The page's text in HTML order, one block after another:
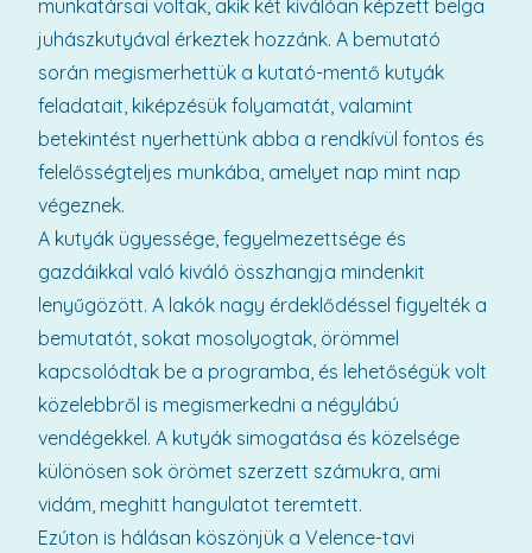
munkatársai voltak, akik két kiválóan képzett belga
juhászkutyával érkeztek hozzánk. A bemutató
során megismerhettük a kutató-mentő kutyák
feladatait, kiképzésük folyamatát, valamint
betekintést nyerhettünk abba a rendkívül fontos és
felelősségteljes munkába, amelyet nap mint nap
végeznek.
A kutyák ügyessége, fegyelmezettsége és
gazdáikkal való kiváló összhangja mindenkit
lenyűgözött. A lakók nagy érdeklődéssel figyelték a
bemutatót, sokat mosolyogtak, örömmel
kapcsolódtak be a programba, és lehetőségük volt
közelebbről is megismerkedni a négylábú
vendégekkel. A kutyák simogatása és közelsége
különösen sok örömet szerzett számukra, ami
vidám, meghitt hangulatot teremtett.
Ezúton is hálásan köszönjük a Velence-tavi